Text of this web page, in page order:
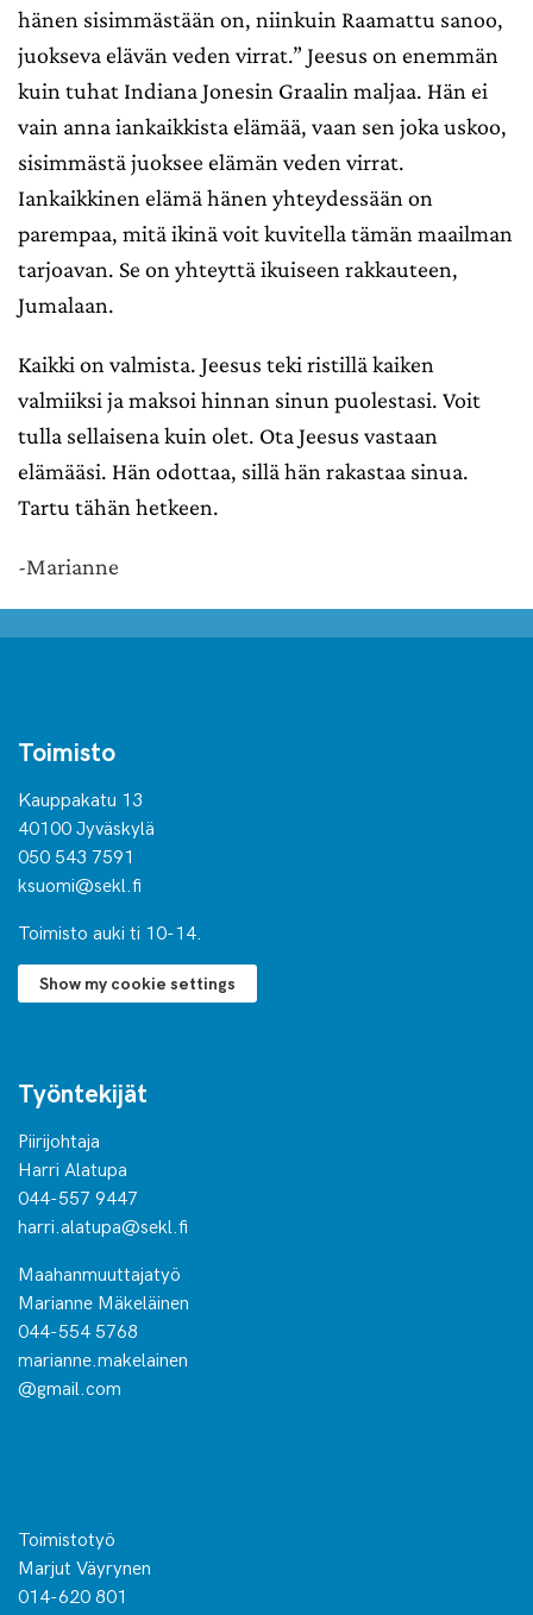
hänen sisimmästään on, niinkuin Raamattu sanoo,
juokseva elävän veden virrat.” Jeesus on enemmän
kuin tuhat Indiana Jonesin Graalin maljaa. Hän ei
vain anna iankaikkista elämää, vaan sen joka uskoo,
sisimmästä juoksee elämän veden virrat.
Iankaikkinen elämä hänen yhteydessään on
parempaa, mitä ikinä voit kuvitella tämän maailman
tarjoavan. Se on yhteyttä ikuiseen rakkauteen,
Jumalaan.
Kaikki on valmista. Jeesus teki ristillä kaiken
valmiiksi ja maksoi hinnan sinun puolestasi. Voit
tulla sellaisena kuin olet. Ota Jeesus vastaan
elämääsi. Hän odottaa, sillä hän rakastaa sinua.
Tartu tähän hetkeen.
-Marianne
Toimisto
Kauppakatu 13
40100 Jyväskylä
050 543 7591
ksuomi@sekl.fi
Toimisto auki ti 10-14.
Show my cookie settings
Työntekijät
Piirijohtaja
Harri Alatupa
044-557 9447
harri.alatupa@sekl.fi
Maahanmuuttajatyö
Marianne Mäkeläinen
044-554 5768
marianne.makelainen
@gmail.com
Toimistotyö
Marjut Väyrynen
014-620 801